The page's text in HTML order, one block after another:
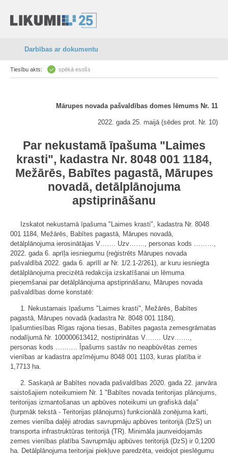
Darbības ar dokumentu
Tiesību akts: spēkā esošs
Mārupes novada pašvaldības domes lēmums Nr. 11
2022. gada 25. maijā (sēdes prot. Nr. 10)
Par nekustamā īpašuma "Laimes
krasti", kadastra Nr. 8048 001 1184,
Mežārēs, Babītes pagastā, Mārupes
novadā, detālplānojuma
apstiprināšanu
Izskatot nekustamā īpašuma "Laimes krasti", kadastra Nr. 8048
001 1184, Mežārēs, Babītes pagastā, Mārupes novadā,
detālplānojuma ierosinātājas V……. Uzv……., personas kods ………,
2022. gada 6. aprīļa iesniegumu (reģistrēts Mārupes novada
pašvaldībā 2022. gada 6. aprīlī ar Nr. 1/2.1-2/261), ar kuru iesniegta
detālplānojuma precizētā redakcija izskatīšanai un lēmuma
pieņemšanai par detālplānojuma apstiprināšanu, Mārupes novada
pašvaldības dome konstatē:
1. Nekustamais īpašums "Laimes krasti", Mežārēs, Babītes
pagastā, Mārupes novadā (kadastra Nr. 8048 001 1184),
īpašumtiesības Rīgas rajona tiesas, Babītes pagasta zemesgrāmatas
nodalījumā Nr. 100000613412, nostiprinātas V……. Uzv…….,
personas kods ………. Īpašums sastāv no neapbūvētas zemes
vienības ar kadastra apzīmējumu 8048 001 1103, kuras platība ir
1,7713 ha.
2. Saskaņā ar Babītes novada pašvaldības 2020. gada 22. janvāra
saistošajiem noteikumiem Nr. 1 "Babītes novada teritorijas plānojums,
teritorijas izmantošanas un apbūves noteikumi un grafiskā daļa"
(turpmāk tekstā - Teritorijas plānojums) funkcionālā zonējuma karti,
zemes vienība daļēji atrodas savrupmāju apbūves teritorijā (DzS) un
transporta infrastruktūras teritorijā (TR). Minimāla jaunveidojamās
zemes vienības platība Savrupmāju apbūves teritorijā (DzS) ir 0,1200
ha. Detālplānojuma teritorijai piekļuve paredzēta, veidojot pieslēgumu